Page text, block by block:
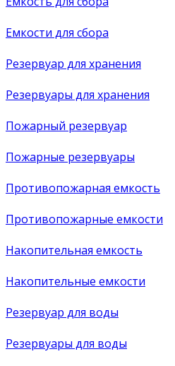
Емкости для сбора
Резервуар для хранения
Резервуары для хранения
Пожарный резервуар
Пожарные резервуары
Противопожарная емкость
Противопожарные емкости
Накопительная емкость
Накопительные емкости
Резервуар для воды
Резервуары для воды